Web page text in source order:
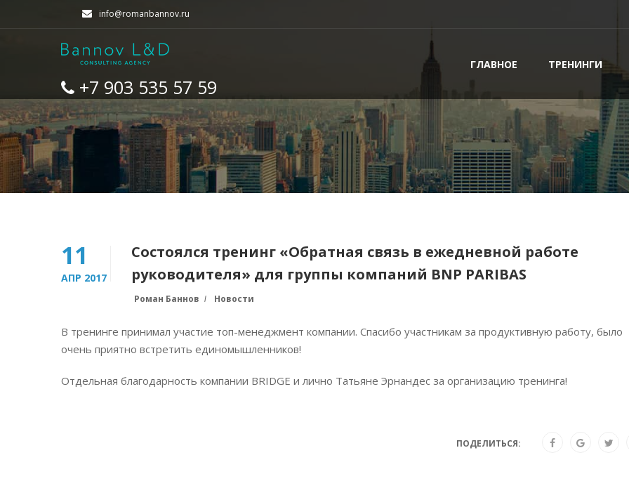
info@romanbannov.ru
+7 903 535 57 59
ГЛАВНОЕ ТРЕНИНГИ
11
АПР 2017
Состоялся тренинг «Обратная связь в ежедневной работе
руководителя» для группы компаний BNP PARIBAS
Роман Баннов Новости
В тренинге принимал участие топ-менеджмент компании. Спасибо участникам за продуктивную работу, было
очень приятно встретить единомышленников!
Отдельная благодарность компании BRIDGE и лично Татьяне Эрнандес за организацию тренинга!
ПОДЕЛИТЬСЯ: